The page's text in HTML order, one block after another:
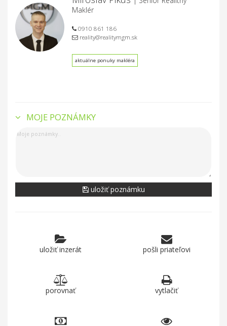
Maklér
0910 861 186
reality@realitymgm.sk
aktuálne ponuky makléra
MOJE POZNÁMKY
uložiť poznámku
uložiť inzerát pošli priateľovi
porovnať vytlačiť